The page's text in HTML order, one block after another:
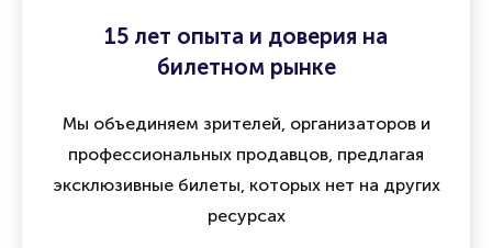
15 лет опыта и доверия на
билетном рынке
Мы объединяем зрителей, организаторов и
профессиональных продавцов, предлагая
эксклюзивные билеты, которых нет на других
ресурсах